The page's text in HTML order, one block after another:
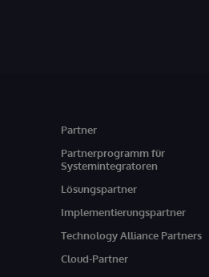
Partner
Partnerprogramm für
Systemintegratoren
Lösungspartner
Implementierungspartner
Technology Alliance Partners
Cloud-Partner